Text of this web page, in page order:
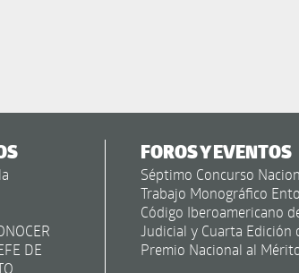
DE
FOROS Y EVENTOS
Séptimo Concurso
Trabajo Monográfico
Código Iberoamericano
Judicial y Cuarta Edición
Premio Nacional al